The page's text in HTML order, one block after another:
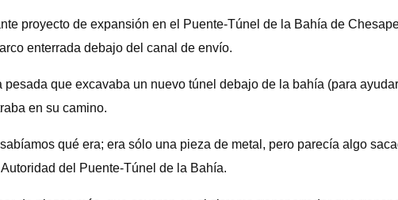
proyecto de expansión en el Puente-Túnel de la Bahía de
enterrada debajo del canal de envío.
que excavaba un nuevo túnel debajo de la bahía (para
en su camino.
qué era; era sólo una pieza de metal, pero parecía algo
del Puente-Túnel de la Bahía.